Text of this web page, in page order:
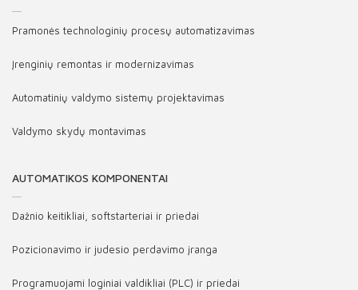
Pramonės technologinių procesų automatizavimas
Įrenginių remontas ir modernizavimas
Automatinių valdymo sistemų projektavimas
Valdymo skydų montavimas
AUTOMATIKOS KOMPONENTAI
Dažnio keitikliai, softstarteriai ir priedai
Pozicionavimo ir judesio perdavimo įranga
Programuojami loginiai valdikliai (PLC) ir priedai